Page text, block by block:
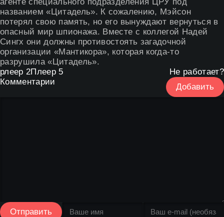
названием «Цитадель». К сожалению, Мэйсон
потерял свою память, но его вынуждают вернуться в
опасный мир шпионажа. Вместе с коллегой Надей
Сингх они должны противостоять загадочной
организации «Мантикора», которая когда-то
разрушила «Цитадель».
рлеер 2Плеер 5
Не работает?
Комментарии
Добавить
Отправить